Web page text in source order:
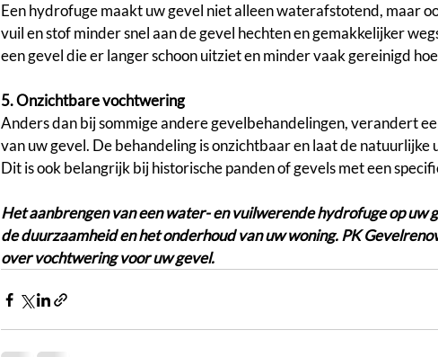
Een hydrofuge maakt uw gevel niet alleen waterafstotend, maar
vuil en stof minder snel aan de gevel hechten en gemakkelijker
een gevel die er langer schoon uitziet en minder vaak gereinigd
5. Onzichtbare vochtwering
Anders dan bij sommige andere gevelbehandelingen, verandert
van uw gevel. De behandeling is onzichtbaar en laat de
Dit is ook belangrijk bij historische panden of gevels met een
Het aanbrengen van een water- en vuilwerende hydrofuge op uw
de duurzaamheid en het onderhoud van uw woning. PK
over vochtwering voor uw gevel.